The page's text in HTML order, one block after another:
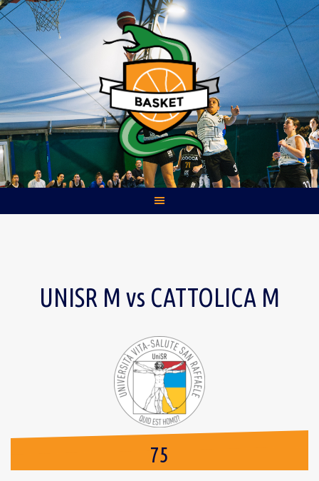
Skip
content
UNISR M vs CATTOLICA M
75